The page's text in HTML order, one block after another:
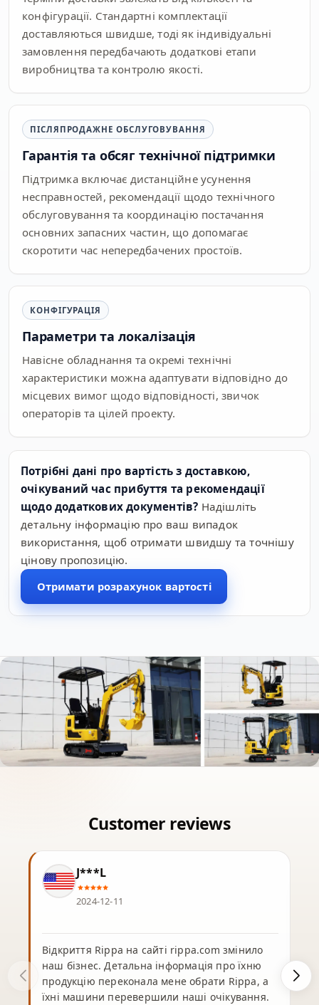
конфігурації. Стандартні комплектації
доставляються швидше, тоді як індивідуальні
замовлення передбачають додаткові етапи
виробництва та контролю якості.
ПІСЛЯПРОДАЖНЕ ОБСЛУГОВУВАННЯ
Гарантія та обсяг технічної підтримки
Підтримка включає дистанційне усунення
несправностей, рекомендації щодо технічного
обслуговування та координацію постачання
основних запасних частин, що допомагає
скоротити час непередбачених простоїв.
КОНФІГУРАЦІЯ
Параметри та локалізація
Навісне обладнання та окремі технічні
характеристики можна адаптувати відповідно до
місцевих вимог щодо відповідності, звичок
операторів та цілей проекту.
Потрібні дані про вартість з доставкою,
очікуваний час прибуття та рекомендації
щодо додаткових документів? Надішліть
детальну інформацію про ваш випадок
використання, щоб отримати швидшу та точнішу
цінову пропозицію.
Отримати розрахунок вартості
J***L
2024-12-11
Відкриття Rippa на сайті rippa.com змінило
наш бізнес. Детальна інформація про їхню
продукцію переконала мене обрати Rippa, а
їхні машини перевершили наші очікування.